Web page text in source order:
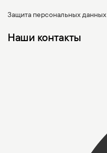
Защита персональных данных
Наши контакты